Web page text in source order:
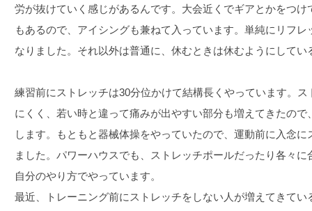
労が抜けていく感じがあるんです。大会近くでギアとかをつ
もあるので、アイシングも兼ねて入っています。単純にリフ
なりました。それ以外は普通に、休むときは休むようにしてい
練習前にストレッチは30分位かけて結構長くやっています。
にくく、若い時と違って痛みが出やすい部分も増えてきたの
します。もともと器械体操をやっていたので、運動前に入念
ました。パワーハウスでも、ストレッチポールだったり各々
自分のやり方でやっています。
最近、トレーニング前にストレッチをしない人が増えてきて